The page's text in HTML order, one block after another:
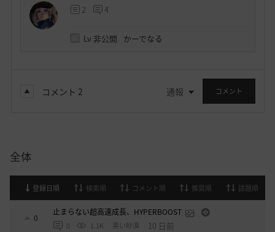
2 4
Lv 非公開 かーでなる
コメント 2 通報 コメント
全体
登録日順 検索順 コメント順 推奨順 話題順
0
止まらない超高速成長、HYPERBOOST
0 1.1K 黒い砂漠 10 日前